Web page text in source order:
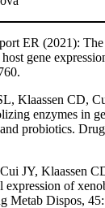
ER (2021):
gene
Klaassen CD,
enzymes in
probiotics.
JY, Klaassen
of
Metab Dispos,